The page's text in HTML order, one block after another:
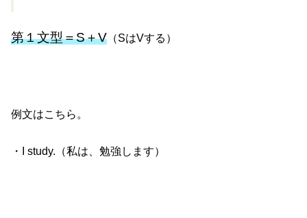
第１文型＝S＋V （SはVする）
例文はこちら。
・I study.（私は、勉強します）